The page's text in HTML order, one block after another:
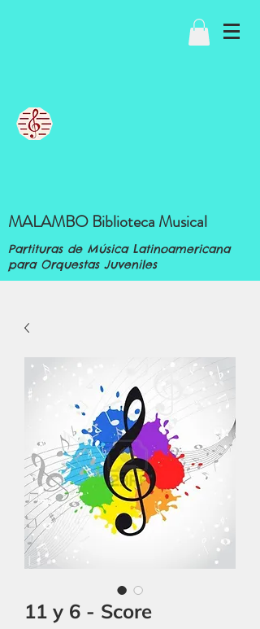
MALAMBO Biblioteca Musical
Partituras de Música Latinoamericana
para Orquestas Juveniles
11 y 6 - Score